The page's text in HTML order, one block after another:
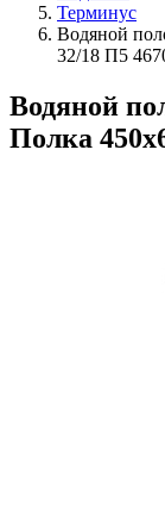
Терминус
Водяной
32/18 П5
Водяной
Полка